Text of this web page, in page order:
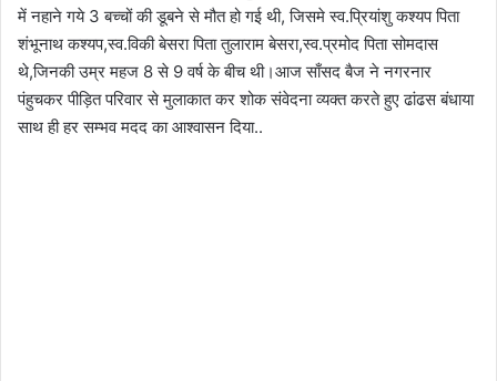
में नहाने गये 3 बच्चों की डूबने से मौत हो गई थी, जिसमे स्व.प्रियांशु कश्यप पिता
शंभूनाथ कश्यप,स्व.विकी बेसरा पिता तुलाराम बेसरा,स्व.प्रमोद पिता सोमदास
थे,जिनकी उम्र महज 8 से 9 वर्ष के बीच थी।आज साँसद बैज ने नगरनार
पंहुचकर पीड़ित परिवार से मुलाकात कर शोक संवेदना व्यक्त करते हुए ढांढस बंधाया
साथ ही हर सम्भव मदद का आश्वासन दिया..